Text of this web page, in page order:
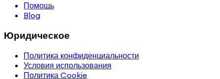
Помощь
Blog
Юридическое
Политика конфиденциальности
Условия использования
Политика Cookie